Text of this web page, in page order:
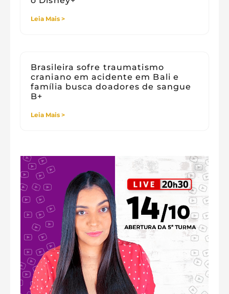
Leia Mais >
Brasileira sofre traumatismo
craniano em acidente em Bali e
família busca doadores de sangue
B+
Leia Mais >